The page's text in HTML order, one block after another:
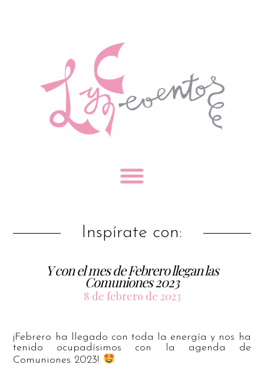
Inspírate con:
Y con el mes de Febrero llegan las
Comuniones 2023
8 de febrero de 2023
¡Febrero ha llegado con toda la energía y nos ha
tenido ocupadísimos con la agenda de
Comuniones 2023!